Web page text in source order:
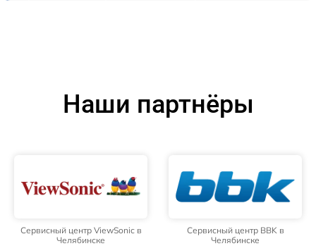
Наши партнёры
Сервисный центр ViewSonic в
Челябинске
Сервисный центр BBK в
Челябинске